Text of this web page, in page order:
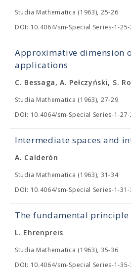
Studia Mathematica (1963), 25-26
DOI: 10.4064/sm-Special Series-1-
Approximative dimension
applications
C. Bessaga, A. Pełczyński, S.
Studia Mathematica (1963), 27-29
DOI: 10.4064/sm-Special Series-1-
Intermediate spaces and
A. Calderón
Studia Mathematica (1963), 31-34
DOI: 10.4064/sm-Special Series-1-
The fundamental
L. Ehrenpreis
Studia Mathematica (1963), 35-36
DOI: 10.4064/sm-Special Series-1-